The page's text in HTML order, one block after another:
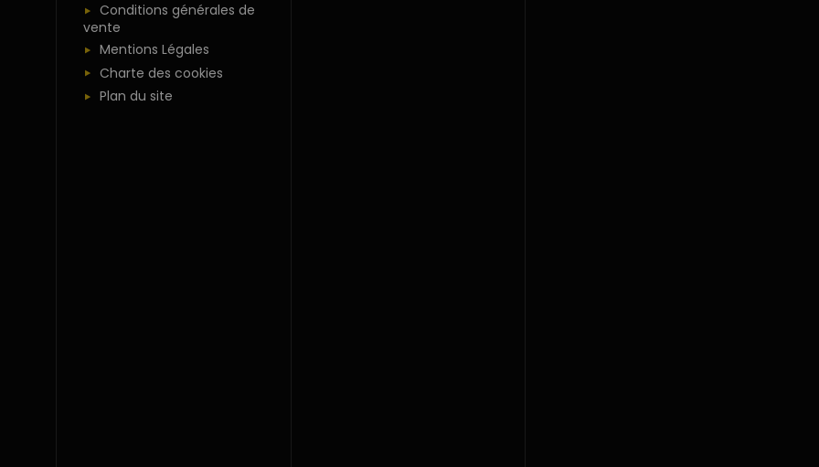
Conditions générales de
vente
Mentions Légales
Charte des cookies
Plan du site